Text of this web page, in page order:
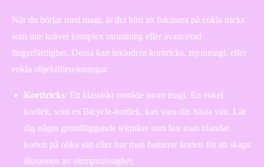
När du börjar med magi, är det bäst att fokusera på enkla tricks
som inte kräver komplex utrustning eller avancerad
fingerfärdighet. Dessa kan inkludera korttricks, myntmagi, eller
enkla objektförsvinningar.
Korttricks: Ett klassiskt område inom magi. En enkel
kortlek, som en Bicycle-kortlek, kan vara din bästa vän. Lär
dig några grundläggande tekniker som hur man blandar
korten på olika sätt eller hur man hanterar korten för att skapa
illusionen av slumpmässighet.